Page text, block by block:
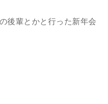
後輩とかと行った新年会